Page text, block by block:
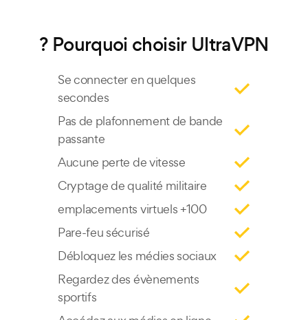
Pourquoi choisir UltraVPN ?
Se connecter en quelques
secondes
Pas de plafonnement de bande
passante
Aucune perte de vitesse
Cryptage de qualité militaire
100+ emplacements virtuels
Pare-feu sécurisé
Débloquez les médies sociaux
Regardez des évènements
sportifs